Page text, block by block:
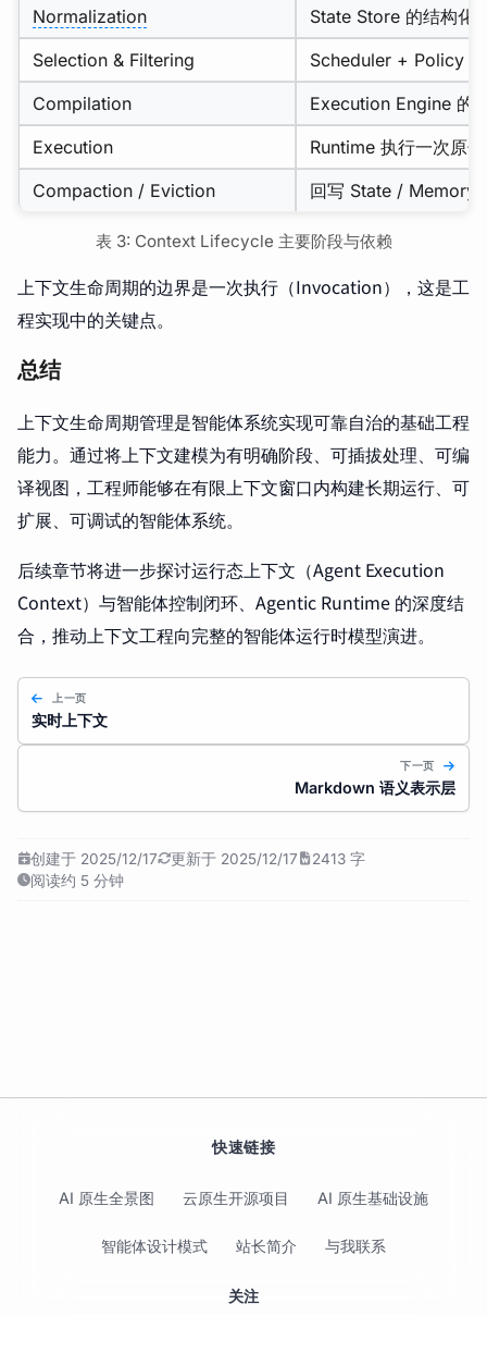
Normalization
State Store 的结构化
Selection & Filtering
Scheduler + Policy
Compilation
Execution Engine 的
Execution
Runtime 执行一次原
Compaction / Eviction
回写 State / Memory
表 3: Context Lifecycle 主要阶段与依赖
上下文生命周期的边界是一次执行（Invocation），这是工
程实现中的关键点。
总结
上下文生命周期管理是智能体系统实现可靠自治的基础工程
能力。通过将上下文建模为有明确阶段、可插拔处理、可编
译视图，工程师能够在有限上下文窗口内构建长期运行、可
扩展、可调试的智能体系统。
后续章节将进一步探讨运行态上下文（Agent Execution
Context）与智能体控制闭环、Agentic Runtime 的深度结
合，推动上下文工程向完整的智能体运行时模型演进。
上一页
实时上下文
下一页
Markdown 语义表示层
创建于 2025/12/17 更新于 2025/12/17
2413 字
阅读约 5 分钟
快速链接
AI 原生全景图 云原生开源项目 AI 原生基础设施
智能体设计模式 站长简介 与我联系
关注